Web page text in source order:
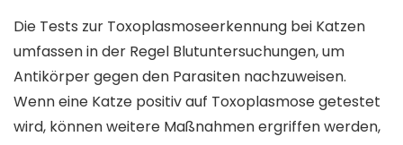
Die Tests zur Toxoplasmoseerkennung bei Katzen
umfassen in der Regel Blutuntersuchungen, um
Antikörper gegen den Parasiten nachzuweisen.
Wenn eine Katze positiv auf Toxoplasmose getestet
wird, können weitere Maßnahmen ergriffen werden,